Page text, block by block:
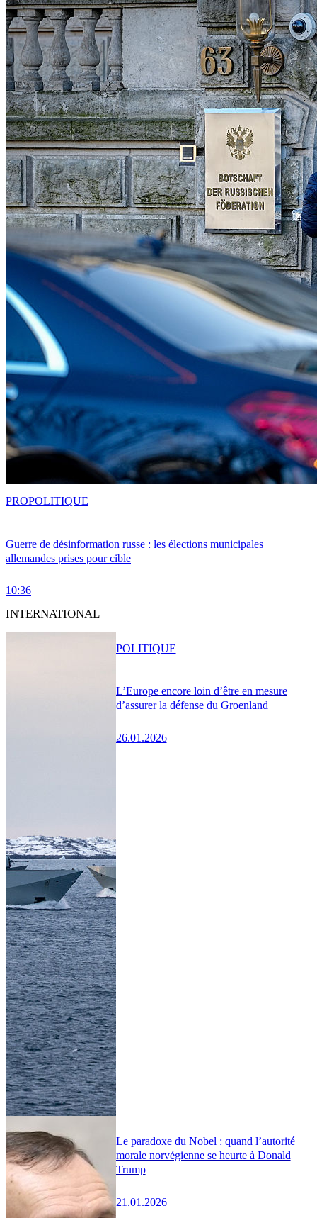
Guerre de désinformation russe : les élections municipales
allemandes prises pour cible
10:36
PROPOLITIQUE
INTERNATIONAL
L’Europe encore loin d’être en mesure
d’assurer la défense du Groenland
26.01.2026
POLITIQUE
Le paradoxe du Nobel : quand l’autorité
morale norvégienne se heurte à Donald
Trump
21.01.2026